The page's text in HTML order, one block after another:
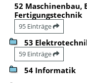
52 Maschinenbau,
Fertigungstechnik
95 Einträge
53
59 Einträge
54 Informatik